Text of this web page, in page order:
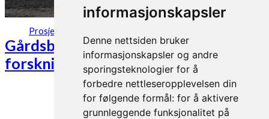
informasjonskapsler
Denne nettsiden bruker
informasjonskapsler og andre
sporingsteknologier for å
forbedre nettleseropplevelsen din
for følgende formål: for å aktivere
grunnleggende funksjonalitet på
Prosjekter
Gårdsbaserte biogassanlegg som
forsknings- og opplæringsarena